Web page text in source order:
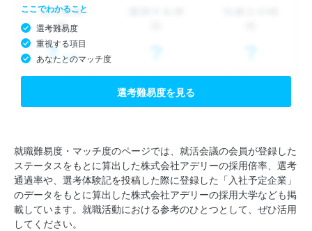
ここでわかること
選考難易度
重視する項目
あなたとのマッチ度
選考難易度を見る
就職難易度・マッチ度のページでは、就活会議の会員が登録した
ステータスをもとに算出した株式会社アデリーの採用倍率、選考
通過率や、選考体験記を投稿した際に登録した「入社予定企業」
のデータをもとに算出した株式会社アデリーの採用大学なども掲
載しています。就職活動における参考のひとつとして、ぜひ活用
してください。